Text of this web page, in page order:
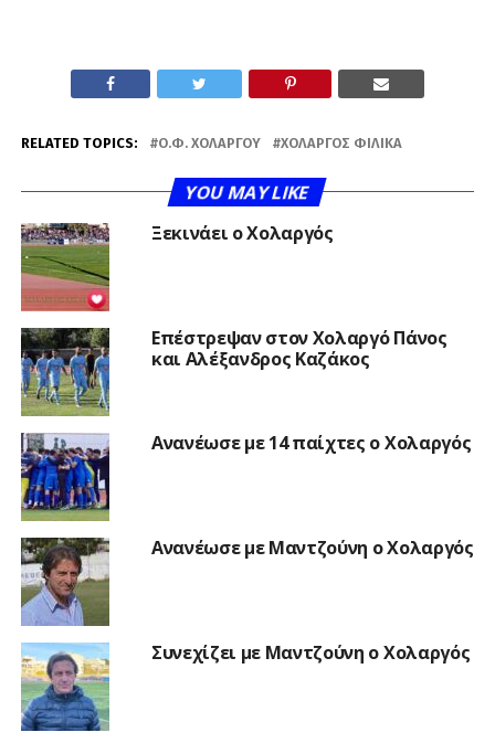
RELATED TOPICS: Ο.Φ. ΧΟΛΑΡΓΟΎ ΧΟΛΑΡΓΌΣ ΦΙΛΙΚΆ
YOU MAY LIKE
Ξεκινάει ο Χολαργός
Επέστρεψαν στον Χολαργό Πάνος
και Αλέξανδρος Καζάκος
Ανανέωσε με 14 παίχτες ο Χολαργός
Ανανέωσε με Μαντζούνη ο Χολαργός
Συνεχίζει με Μαντζούνη ο Χολαργός